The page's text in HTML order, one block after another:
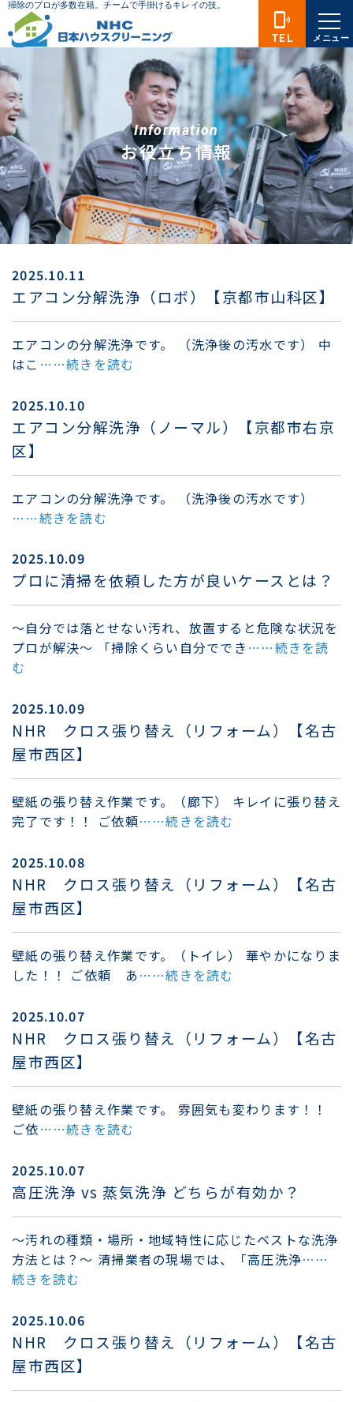
Information
お役立ち情報
2025.10.11
エアコン分解洗浄（ロボ）【京都市山科区】
エアコンの分解洗浄です。 （洗浄後の汚水です） 中
はこ ……続きを読む
2025.10.10
エアコン分解洗浄（ノーマル）【京都市右京
区】
エアコンの分解洗浄です。 （洗浄後の汚水です）
……続きを読む
2025.10.09
プロに清掃を依頼した方が良いケースとは？
〜自分では落とせない汚れ、放置すると危険な状況を
プロが解決〜 「掃除くらい自分ででき ……続きを読
む
2025.10.09
NHR クロス張り替え（リフォーム）【名古
屋市西区】
壁紙の張り替え作業です。（廊下） キレイに張り替え
完了です！！ ご依頼……続きを読む
2025.10.08
NHR クロス張り替え（リフォーム）【名古
屋市西区】
壁紙の張り替え作業です。（トイレ） 華やかになりま
した！！ ご依頼 あ……続きを読む
2025.10.07
NHR クロス張り替え（リフォーム）【名古
屋市西区】
壁紙の張り替え作業です。 雰囲気も変わります！！
ご依……続きを読む
2025.10.07
高圧洗浄 vs 蒸気洗浄 どちらが有効か？
～汚れの種類・場所・地域特性に応じたベストな洗浄
方法とは？～ 清掃業者の現場では、「高圧洗浄……
続きを読む
2025.10.06
NHR クロス張り替え（リフォーム）【名古
屋市西区】
phonelink_ring
TEL メニュー